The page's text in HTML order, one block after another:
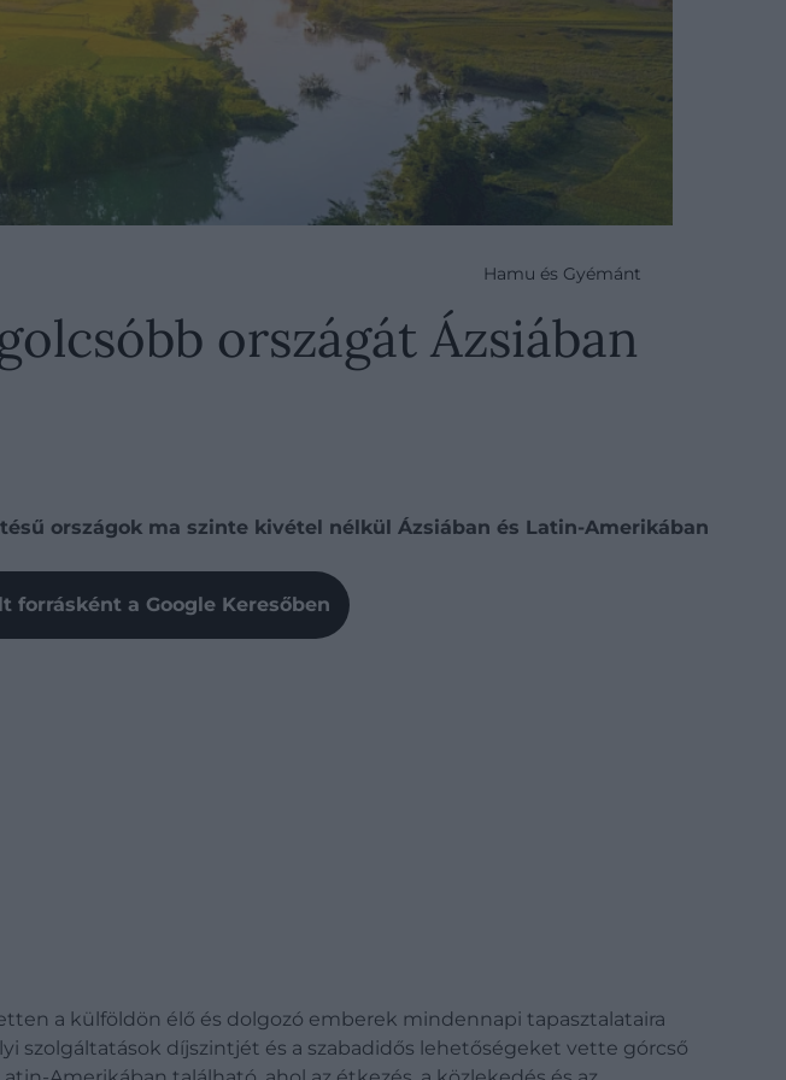
Hamu és Gyémánt
országát Ázsiában
országok ma szinte kivétel nélkül Ázsiában és Latin-Amerikában
a Google Keresőben
a külföldön élő és dolgozó emberek mindennapi tapasztalataira
szolgáltatások díjszintjét és a szabadidős lehetőségeket vette górcső